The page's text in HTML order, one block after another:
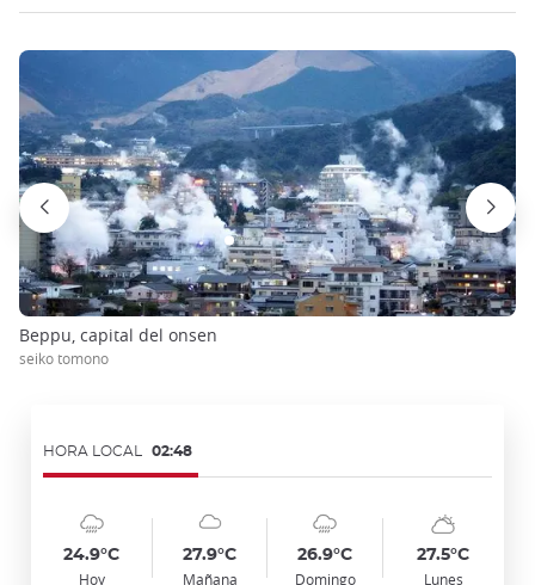
Beppu, capital del onsen
seiko tomono
HORA LOCAL 02:48
cloudy_rainy
24.9°C
Hoy
:
27.9°C
Mañana
cloudy_rainy
26.9°C
Domingo
:
sunny_cloudy
27.5°C
Lunes